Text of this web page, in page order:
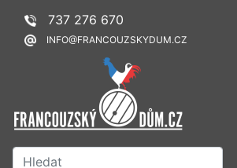
737 276 670
INFO@FRANCOUZSKYDUM.CZ